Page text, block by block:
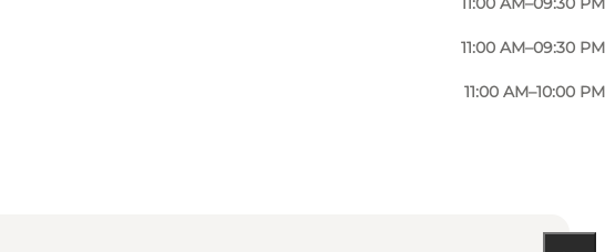
11:00 AM–09:30 PM
11:00 AM–10:00 PM